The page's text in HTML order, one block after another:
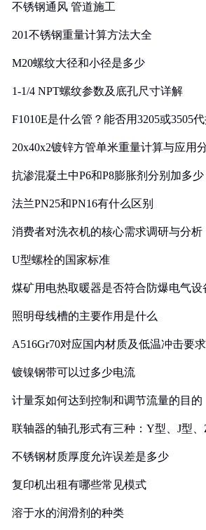
不锈钢通风 管道施工
201不锈钢重量计算方法大全
M20螺纹大径和小径是多少
1-1/4 NPT螺纹参数及底孔尺寸详解
F1010E是什么管？能否用3205或3505
20x40x2镀锌方管单米重量计算与应用
抗渗混凝土中P6和P8膨胀剂分别加多少
法兰PN25和PN16有什么区别
消费者对洗衣机的核心需求调研与分析
U型螺栓的国家标准
煤矿用电热取暖器是否符合防爆电气设
照明母线槽的主要作用是什么
A516Gr70对应国内材质及低温冲击要
镀镍钢带可以过多少电流
计量泵如何达到控制和调节流量的目的
联轴器的轴孔形式有三种：Y型、J型、
不锈钢材质厚度允许误差是多少
复印机出租有哪些常见模式
溶于水的润滑剂的种类